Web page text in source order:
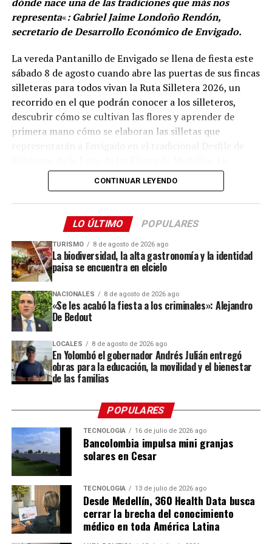
está disponible en la guía oficial de la ciudad, a través
del portal medellin.travel, donde se pueden consultar
los recorridos y experiencias vinculados al patrimonio
Comparte el artículo:
representa«: Gabriel Jaime Londoño Rendón,
secretario de Desarrollo Económico de Envigado.
La vereda Pantanillo de Envigado se llena de fiesta este
sábado 8 de agosto cuando abre las puertas de sus fincas
silleteras para todos vivan la Ruta Silletera 2026, un
recorrido en el que podrán conocer a los silleteros,
descubrir cómo se cultivan las flores y aprender de
primera mano cómo se elaboran las silletas que
jornada también ofrecerá gastronomía, música y otras
expresiones de la cultura campesina.
Desde el mediodía y hasta la medianoche, cinco fincas
silleteras de la vereda Pantanillo estarán abiertas al
público. Allí, los visitantes podrán recorrer los espacios
donde las familias campesinas cultivan sus flores,
conocer el trabajo que realizan durante todo el año y
compartir con los silleteros que se preparan para llevar
sus creaciones a uno de los eventos culturales más
importantes de Antioquia.
“Esta es una oportunidad para que las personas
conozcan dónde nace una de las tradiciones que más
nos representa, compartan con nuestros silleteros y
descubran todo el trabajo que hay detrás de una
destacó Gabriel Jaime Londoño Rendón,
secretario de Desarrollo Económico de Envigado.
Las fincas
Las fincas que abren sus puertas son: El Reposo, La
Dalia, El Chagualo, La Colina y La Cumbre, donde
encontrarán a los silleteros Jhon Jaime Ramírez, Viviana
Hincapié, Jorge Iván Salazar, Mariana Salazar, Arístides
Ríos, Fredy Ríos, Luis Carlos Ríos, William Ríos, Omar
CONTINUAR LEYENDO
LO ÚLTIMO POPULARES
TURISMO 8 de agosto de 2026 ago
La biodiversidad, la alta gastronomía y la identidad
paisa se encuentra en elcielo
NACIONALES 8 de agosto de 2026 ago
«Se les acabó la fiesta a los criminales»: Alejandro
De Bedout
LOCALES 8 de agosto de 2026 ago
En Yolombó el gobernador Andrés Julián entregó
obras para la educación, la movilidad y el bienestar
de las familias
POPULARES
TECNOLOGÍA 16 de julio de 2026 ago
Bancolombia impulsa mini granjas
solares en Cesar
TECNOLOGÍA 13 de julio de 2026 ago
Desde Medellín, 360 Health Data busca
cerrar la brecha del conocimiento
médico en toda América Latina